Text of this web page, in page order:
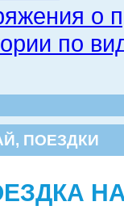
о
по
, ПОЕЗДКИ